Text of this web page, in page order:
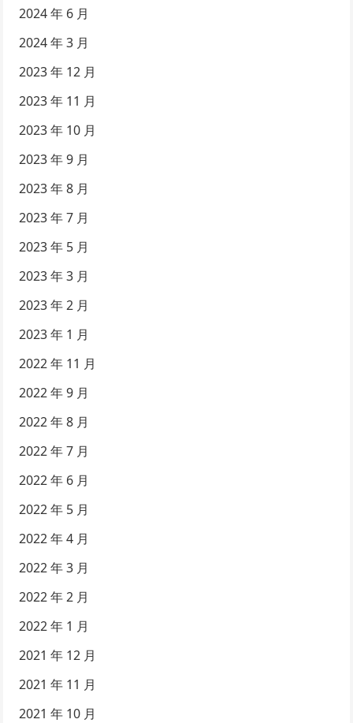
2024 年 6 月
2024 年 3 月
2023 年 12 月
2023 年 11 月
2023 年 10 月
2023 年 9 月
2023 年 8 月
2023 年 7 月
2023 年 5 月
2023 年 3 月
2023 年 2 月
2023 年 1 月
2022 年 11 月
2022 年 9 月
2022 年 8 月
2022 年 7 月
2022 年 6 月
2022 年 5 月
2022 年 4 月
2022 年 3 月
2022 年 2 月
2022 年 1 月
2021 年 12 月
2021 年 11 月
2021 年 10 月